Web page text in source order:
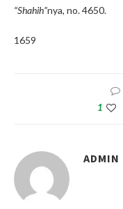
“Shahih”nya, no. 4650.
1659
1
ADMIN